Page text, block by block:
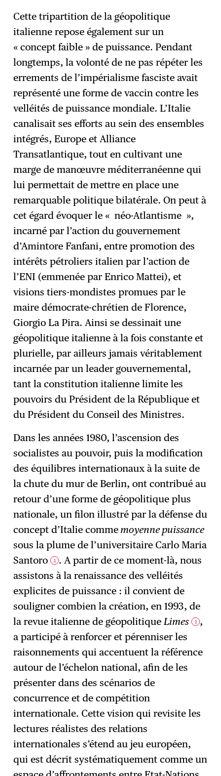
Cette tripartition de la géopolitique
italienne repose également sur un
« concept faible » de puissance. Pendant
longtemps, la volonté de ne pas répéter les
errements de l’impérialisme fasciste avait
représenté une forme de vaccin contre les
velléités de puissance mondiale. L’Italie
canalisait ses efforts au sein des ensembles
intégrés, Europe et Alliance
Transatlantique, tout en cultivant une
marge de manœuvre méditerranéenne qui
lui permettait de mettre en place une
remarquable politique bilatérale. On peut à
cet égard évoquer le « néo-Atlantisme »,
incarné par l’action du gouvernement
d’Amintore Fanfani, entre promotion des
intérêts pétroliers italien par l’action de
l’ENI (emmenée par Enrico Mattei), et
visions tiers-mondistes promues par le
maire démocrate-chrétien de Florence,
Giorgio La Pira. Ainsi se dessinait une
géopolitique italienne à la fois constante et
plurielle, par ailleurs jamais véritablement
incarnée par un leader gouvernemental,
tant la constitution italienne limite les
pouvoirs du Président de la République et
du Président du Conseil des Ministres.
Dans les années 1980, l’ascension des
socialistes au pouvoir, puis la modification
des équilibres internationaux à la suite de
la chute du mur de Berlin, ont contribué au
retour d’une forme de géopolitique plus
nationale, un filon illustré par la défense du
concept d’Italie comme moyenne puissance
sous la plume de l’universitaire Carlo Maria
Santoro 1 . A partir de ce moment-là, nous
assistons à la renaissance des velléités
explicites de puissance : il convient de
souligner combien la création, en 1993, de
la revue italienne de géopolitiqueLimes 2 ,
a participé à renforcer et pérenniser les
raisonnements qui accentuent la référence
autour de l’échelon national, afin de les
présenter dans des scénarios de
concurrence et de compétition
internationale. Cette vision qui revisite les
lectures réalistes des relations
internationales s’étend au jeu européen,
qui est décrit systématiquement comme un